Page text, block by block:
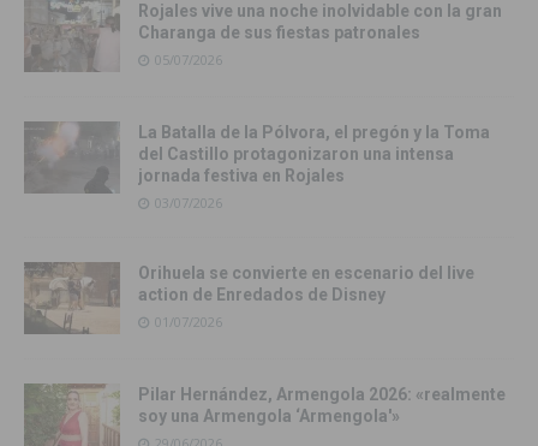
Rojales vive una noche inolvidable con la gran
Charanga de sus fiestas patronales
05/07/2026
La Batalla de la Pólvora, el pregón y la Toma
del Castillo protagonizaron una intensa
jornada festiva en Rojales
03/07/2026
Orihuela se convierte en escenario del live
action de Enredados de Disney
01/07/2026
Pilar Hernández, Armengola 2026: «realmente
soy una Armengola ‘Armengola'»